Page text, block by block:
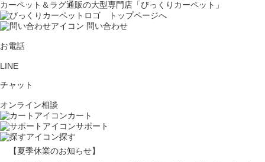
カーペット＆ラグ通販の大型専門店「びっくりカーペット」
問い合わせ
お電話
LINE
チャット
オンライン相談
カート
サポート
探す
【夏季休業のお知らせ】